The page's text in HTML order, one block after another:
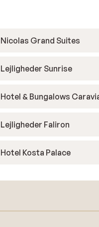
Nicolas Grand Suites
Lejligheder Sunrise
Hotel & Bungalows
Lejligheder Faliron
Hotel Kosta Palace